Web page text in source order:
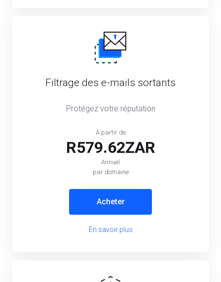
Filtrage des e-mails sortants
Protégez votre réputation
À partir de
R579.62ZAR
Annuel
par domaine
Acheter
En savoir plus